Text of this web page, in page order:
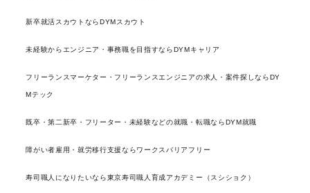
新卒就活スカウトならDYMスカウト
未経験からエンジニア・事務職を目指すならDYMキャリア
フリーランスマーケター・フリーランスエンジニアの求人・案件探しならDY
Mテック
既卒・第二新卒・フリーター・未経験などの就職・転職ならDYM就職
障がい者雇用・就労移行支援ならワークスバリアフリー
寿司職人になりたいなら東京寿司職人育成アカデミー（スシショク）